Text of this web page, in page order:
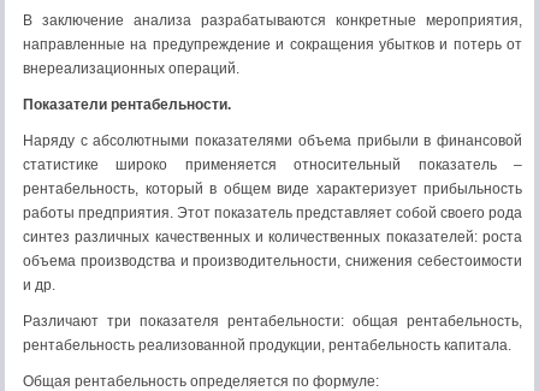
В заключение анализа разрабатываются конкретные мероприятия,
направленные на предупреждение и сокращения убытков и потерь от
внереализационных операций.
Показатели рентабельности.
Наряду с абсолютными показателями объема прибыли в финансовой
статистике широко применяется относительный показатель –
рентабельность, который в общем виде характеризует прибыльность
работы предприятия. Этот показатель представляет собой своего рода
синтез различных качественных и количественных показателей: роста
объема производства и производительности, снижения себестоимости
и др.
Различают три показателя рентабельности: общая рентабельность,
рентабельность реализованной продукции, рентабельность капитала.
Общая рентабельность определяется по формуле: